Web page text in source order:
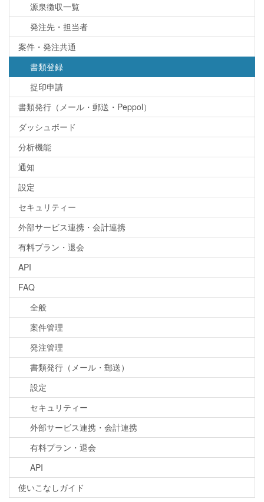
源泉徴収一覧
発注先・担当者
案件・発注共通
書類登録
捉印申請
書類発行（メール・郵送・Peppol）
ダッシュボード
分析機能
通知
設定
セキュリティー
外部サービス連携・会計連携
有料プラン・退会
API
FAQ
全般
案件管理
発注管理
書類発行（メール・郵送）
設定
セキュリティー
外部サービス連携・会計連携
有料プラン・退会
API
使いこなしガイド